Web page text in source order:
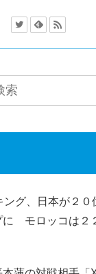
ング、日本が２
に モロッコは２